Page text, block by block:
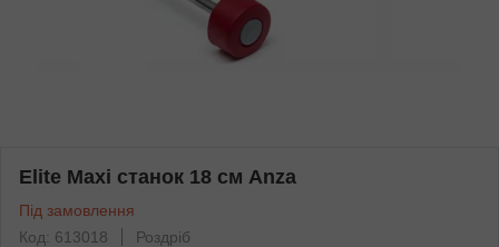
Elite Maxi станок 18 см Anza
Під замовлення
Код: 613018
Роздріб